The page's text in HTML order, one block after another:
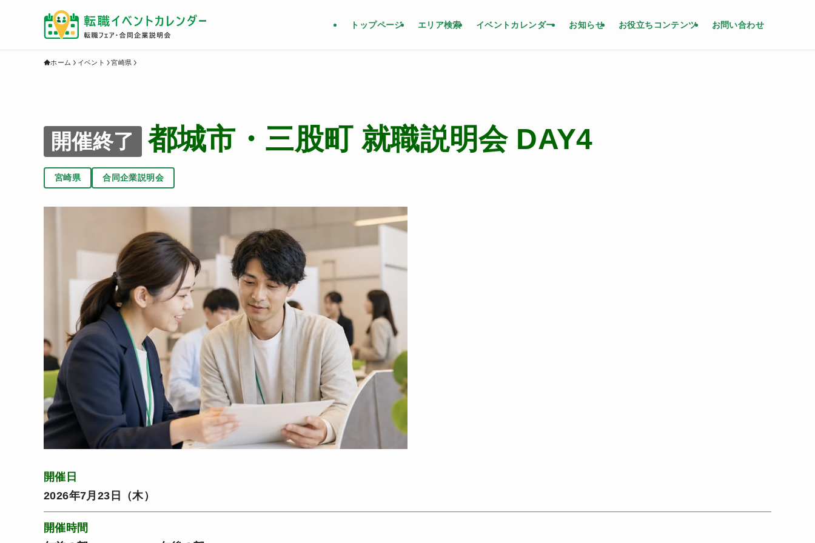
トップページ エリア検索 イベントカレンダー お知らせ お役立ちコンテンツ お問い合わせ
ホーム イベント 宮崎県
開催終了 都城市・三股町 就職説明会 DAY4
宮崎県 合同企業説明会
開催日
2026年7月23日（木）
開催時間